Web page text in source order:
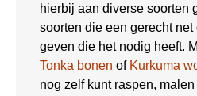
hierbij aan diverse soorten
soorten die een gerecht
geven die het nodig heeft.
Tonka bonen of Kurkuma
nog zelf kunt raspen,